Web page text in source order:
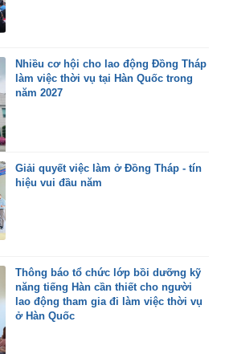
Nhiều cơ hội cho lao động Đồng Tháp
làm việc thời vụ tại Hàn Quốc trong
năm 2027
Giải quyết việc làm ở Đồng Tháp - tín
hiệu vui đầu năm
Thông báo tổ chức lớp bồi dưỡng kỹ
năng tiếng Hàn cần thiết cho người
lao động tham gia đi làm việc thời vụ
ở Hàn Quốc